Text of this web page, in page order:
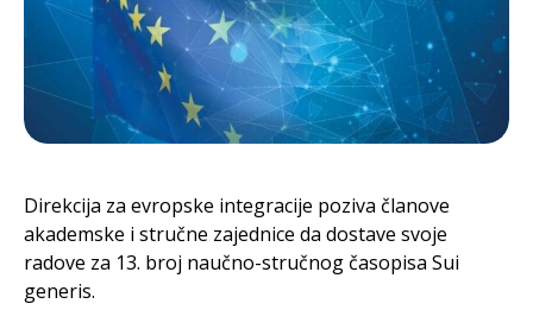
Direkcija za evropske integracije poziva članove
akademske i stručne zajednice da dostave svoje
radove za 13. broj naučno-stručnog časopisa Sui
generis.